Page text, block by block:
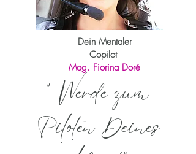
Dein Mentaler
Copilot
Mag. Fiorina Doré
" Werde zum
Piloten Deines